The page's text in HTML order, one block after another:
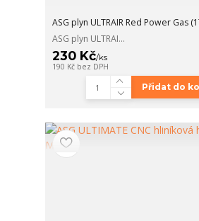
ASG plyn ULTRAIR Red Power Gas
ASG plyn ULTRAI...
230 Kč/ks
190 Kč bez DPH
Přidat do